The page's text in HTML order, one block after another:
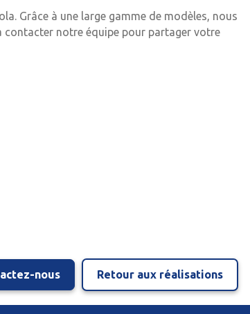
Grâce à une large gamme de modèles, nous
contacter notre équipe pour partager votre
nous Retour aux réalisations